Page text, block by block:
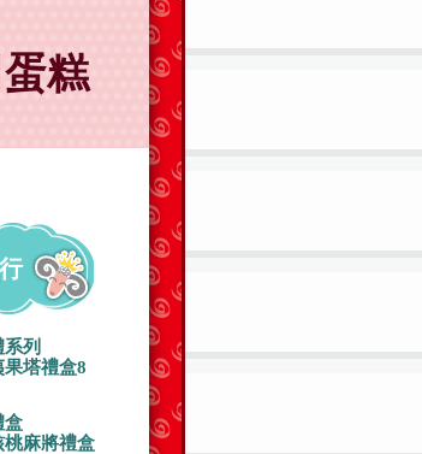
糕
列
果塔禮盒8
盒
桃麻將禮盒